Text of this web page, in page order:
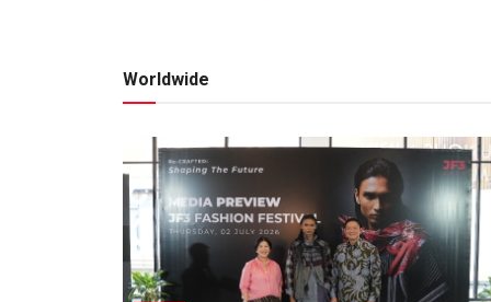
Worldwide